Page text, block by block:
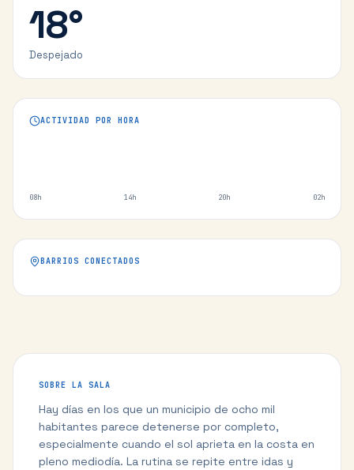
18°
Despejado
ACTIVIDAD POR HORA
08h 14h 20h 02h
BARRIOS CONECTADOS
SOBRE LA SALA
Hay días en los que un municipio de ocho mil
habitantes parece detenerse por completo,
especialmente cuando el sol aprieta en la costa en
pleno mediodía. La rutina se repite entre idas y